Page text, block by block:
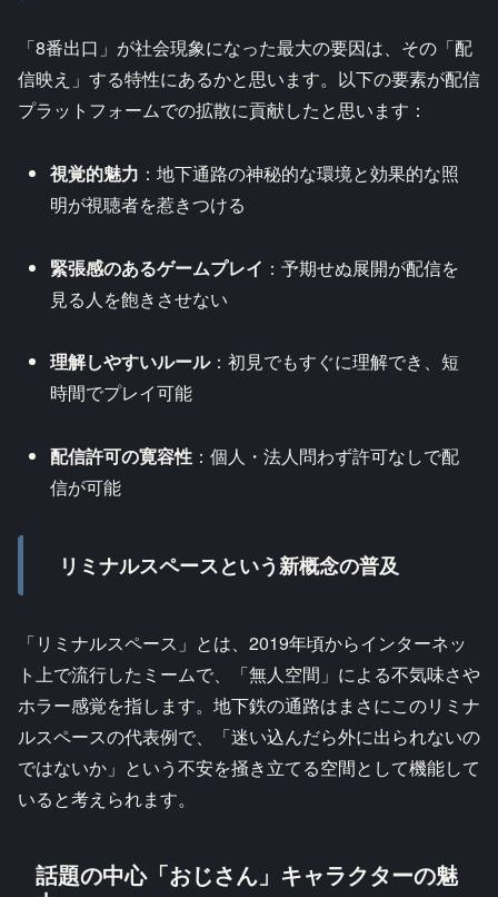
「8番出口」が社会現象になった最大の要因は、その「配
信映え」する特性にあるかと思います。以下の要素が配信
プラットフォームでの拡散に貢献したと思います：
視覚的魅力 ：地下通路の神秘的な環境と効果的な照
明が視聴者を惹きつける
緊張感のあるゲームプレイ ：予期せぬ展開が配信を
見る人を飽きさせない
理解しやすいルール：初見でもすぐに理解でき、短
時間でプレイ可能
配信許可の寛容性 ：個人・法人問わず許可なしで配
信が可能
リミナルスペースという新概念の普及
「リミナルスペース」とは、2019年頃からインターネッ
ト上で流行したミームで、「無人空間」による不気味さや
ホラー感覚を指します。地下鉄の通路はまさにこのリミナ
ルスペースの代表例で、「迷い込んだら外に出られないの
ではないか」という不安を掻き立てる空間として機能して
いると考えられます。
話題の中心「おじさん」キャラクターの魅